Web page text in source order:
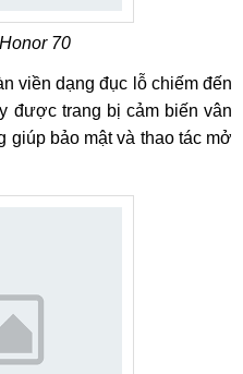
70
viền dạng đục lỗ chiếm đến
được trang bị cảm biến vân
giúp bảo mật và thao tác mở